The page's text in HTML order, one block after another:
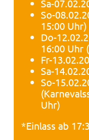
Sa-
So-
15:00 Uhr)
Do-
16:00 Uhr
Fr-
Sa-
So-
Uhr)
*Einlass ab